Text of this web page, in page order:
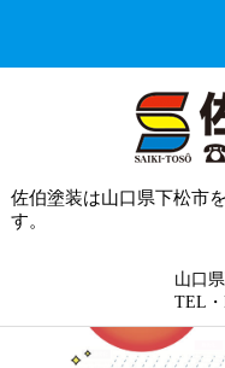
佐伯塗装は山口県下松市
す。
山口
TEL・